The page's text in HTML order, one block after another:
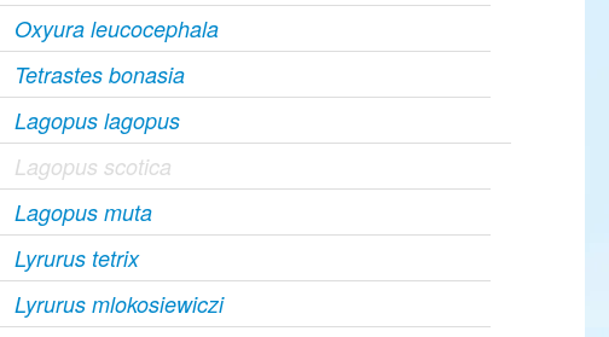
Oxyura leucocephala
Tetrastes bonasia
Lagopus lagopus
Lagopus scotica
Lagopus muta
Lyrurus tetrix
Lyrurus mlokosiewiczi